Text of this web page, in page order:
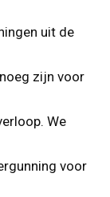
uit de
zijn voor
We
voor